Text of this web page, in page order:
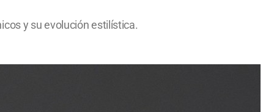
y su evolución estilística.